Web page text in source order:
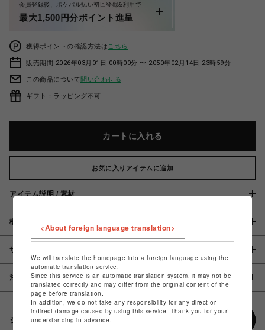
会員登録後、ポケパル払い初回登録&利用で
最大1,500円分ポイント進呈
獲得ポイントの確認方法は こちら
販売期間 2026年03月01日 00時00分 〜 2050年02月14日 23時59分
この商品について問い合わせる
ギフト：ラッピング不可
カートに入れる
お気に入りアイテムに追加
アイテム説明 / 素材
概要
サイズ
注意事項
シェアする
<About foreign language translation>
We will translate the homepage into a foreign language using the
automatic translation service.
Since this service is an automatic translation system, it may not be
translated correctly and may differ from the original content of the
page before translation.
In addition, we do not take any responsibility for any direct or
indirect damage caused by using this service. Thank you for your
understanding in advance.